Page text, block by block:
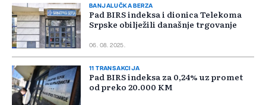
BANJALUČKA BERZA
Pad BIRS indeksa i dionica Telekoma
Srpske obilježili današnje trgovanje
06. 08. 2025.
11 TRANSAKCIJA
Pad BIRS indeksa za 0,24% uz promet
od preko 20.000 KM